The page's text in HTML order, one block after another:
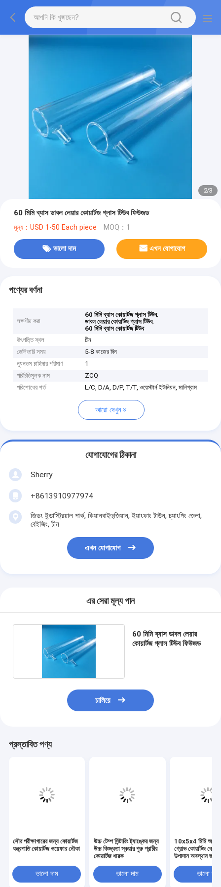
2/3
60 মিমি ব্যাস ডাবল লেয়ার কোয়ার্টজ গ্লাস টিউব ফিউজড
মূল্য：USD 1-50 Each piece MOQ：1
ভালো দাম এখন যোগাযোগ
পণ্যের বর্ণনা
লক্ষণীয় করা
60 মিমি ব্যাস কোয়ার্টজ গ্লাস টিউব,
ডাবল লেয়ার কোয়ার্টজ গ্লাস টিউব,
60 মিমি ব্যাস কোয়ার্টজ টিউব
উৎপত্তি স্থল
চীন
ডেলিভারি সময়
5-8 কাজের দিন
ন্যূনতম চাহিদার পরিমাণ
1
পরিচিতিমুলক নাম
ZCQ
পরিশোধের শর্ত
L/C, D/A, D/P, T/T, ওয়েস্টার্ন ইউনিয়ন, মানিগ্রাম
আরো দেখুন
যোগাযোগের ঠিকানা
Sherry
+8613910977974
জিডং ইন্ডাস্ট্রিয়াল পার্ক, কিয়ানবাইহুজিয়ান, ইয়াংফাং টাউন, চ্যাংপিং জেলা,
বেইজিং, চীন
এখন যোগাযোগ
এর সেরা মূল্য পান
60 মিমি ব্যাস ডাবল লেয়ার
কোয়ার্টজ গ্লাস টিউব ফিউজড
চালিয়ে
প্রস্তাবিত পণ্য
সৌর পরীক্ষাগারের জন্য কোয়ার্টজ
যন্ত্রপাতি কোয়ার্টজ ওয়েফার নৌকা
ভালো দাম
উচ্চ টেম্প সিন্টারিং ট্যাঙ্কের জন্য
উচ্চ বিশুদ্ধতা স্কয়ার পুরু প্রাচীর
কোয়ার্টজ ধারক
ভালো দাম
10x5x4 মিমি
গ্রোভ কোয়ার্টজ বেস
উপাদান অবস্থান জন্য
ভালো দাম